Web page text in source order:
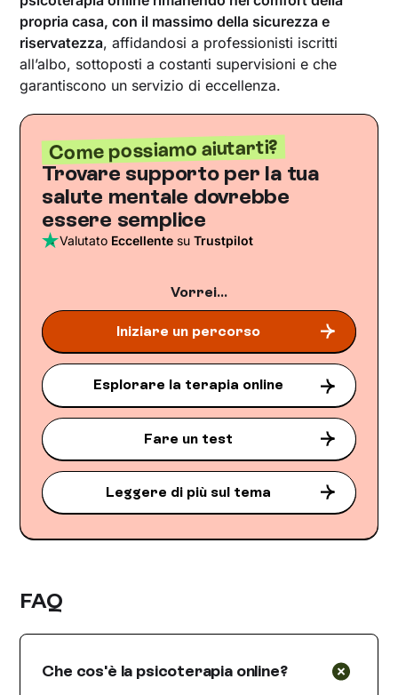
propria casa, con il massimo della sicurezza e
riservatezza, affidandosi a professionisti iscritti
all’albo, sottoposti a costanti supervisioni e che
garantiscono un servizio di eccellenza.
Come possiamo aiutarti?
Trovare supporto per la tua
salute mentale dovrebbe
essere semplice
Valutato Eccellente suTrustpilot
Vorrei...
Iniziare un percorso
Esplorare la terapia online
Fare un test
Leggere di più sul tema
FAQ
Che cos'è la psicoterapia online?